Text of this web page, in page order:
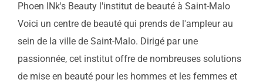
Phoen INk's Beauty l'institut de beauté à Saint-Malo
Voici un centre de beauté qui prends de l'ampleur au
sein de la ville de Saint-Malo. Dirigé par une
passionnée, cet institut offre de nombreuses solutions
de mise en beauté pour les hommes et les femmes et